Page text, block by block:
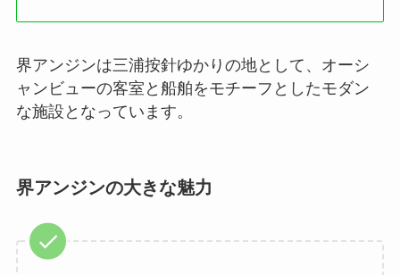
界アンジンは三浦按針ゆかりの地として、オーシ
ャンビューの客室と船舶をモチーフとしたモダン
な施設となっています。
界アンジンの大きな魅力